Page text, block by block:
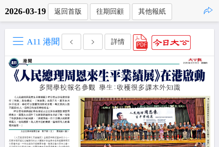
2026-03-19 返回首版 往期回顧 其他報紙
A11 港聞 詳情